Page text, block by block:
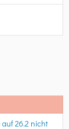
26.2 nicht